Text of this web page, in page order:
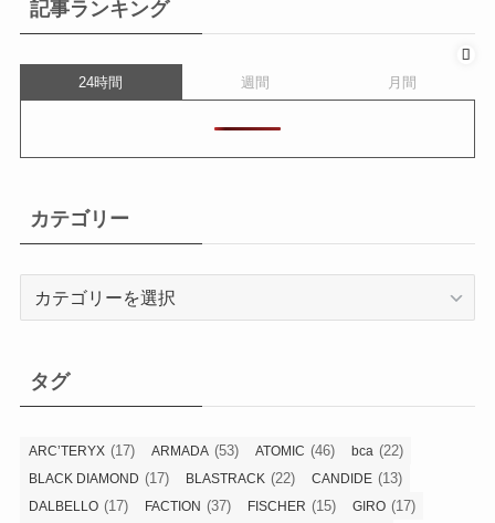
記事ランキング
24時間 週間 月間
カテゴリー
ー
タグ
ARC’TERYX (17) ARMADA (53) ATOMIC (46) bca (22)
BLACK DIAMOND (17) BLASTRACK (22) CANDIDE (13)
DALBELLO (17) FACTION (37) FISCHER (15) GIRO (17)